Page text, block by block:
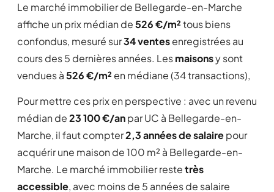
Le marché immobilier de Bellegarde-en-Marche
affiche un prix médian de526 €/m²tous biens
confondus, mesuré sur34 ventesenregistrées au
cours des 5 dernières années. Lesmaisonsy sont
vendues à526 €/m² en médiane (34 transactions),
Pour mettre ces prix en perspective : avec un revenu
médian de23 100 €/anpar UC à Bellegarde-en-
Marche, il faut compter2,3 années de salairepour
acquérir une maison de 100 m² à Bellegarde-en-
Marche. Le marché immobilier restetrès
accessible, avec moins de 5 années de salaire